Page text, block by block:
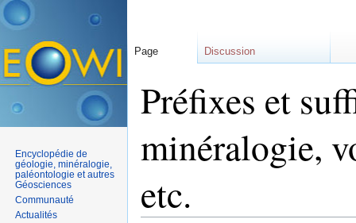
Préfixes et
minéralogie,
etc.
Page Discussion
Encyclopédie de
géologie, minéralogie,
paléontologie et autres
Géosciences
Communauté
Actualités